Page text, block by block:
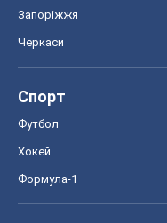
Запоріжжя
Черкаси
Спорт
Футбол
Хокей
Формула-1